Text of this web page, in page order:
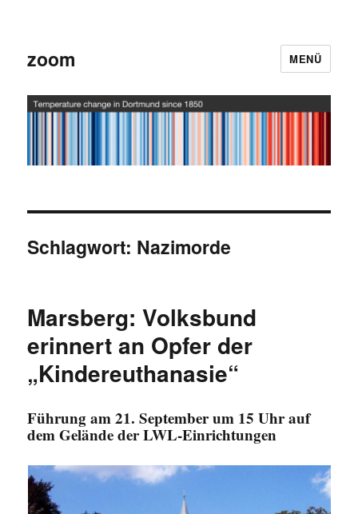
zoom MENÜ
Schlagwort: Nazimorde
Marsberg: Volksbund
erinnert an Opfer der
„Kindereuthanasie“
Führung am 21. September um 15 Uhr auf
dem Gelände der LWL-Einrichtungen